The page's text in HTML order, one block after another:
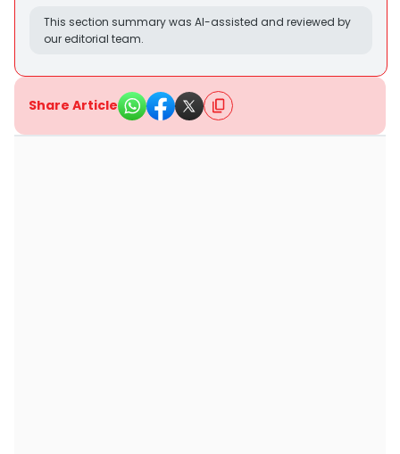
This section summary was AI-assisted and reviewed by
our editorial team.
Share Article